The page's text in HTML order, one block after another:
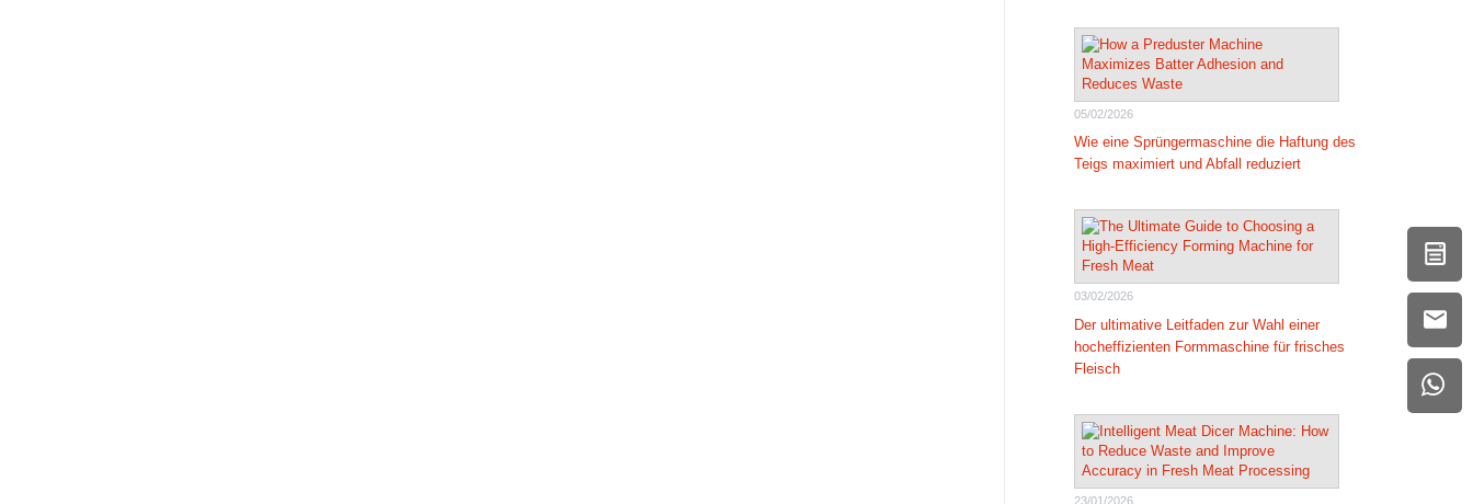
05/02/2026
Wie eine Sprüngermaschine die Haftung des
Teigs maximiert und Abfall reduziert
03/02/2026
Der ultimative Leitfaden zur Wahl einer
hocheffizienten Formmaschine für frisches
Fleisch
23/01/2026